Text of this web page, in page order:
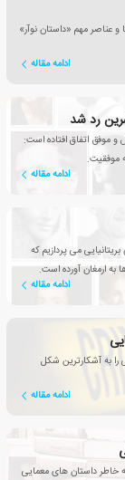
در این مطلب قصد داریم به شکل خلاصه با ویژگی ها و عناصر مهم «داستان نوآر»
ادامه مقاله
رد شد
و موفق اتفاق افتاده است:
موفقیت.
ادامه مقاله
می پردازیم که
به ارمغان آورده است.
ادامه مقاله
به آشکارترین شکل
ادامه مقاله
خاطر داستان های معمایی